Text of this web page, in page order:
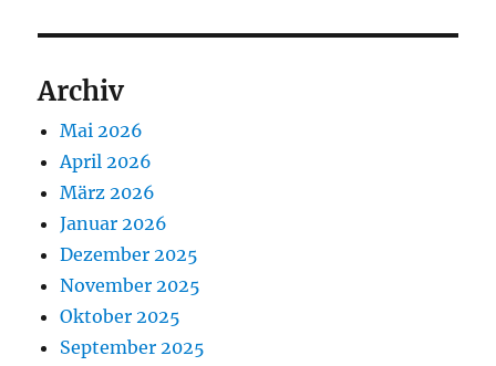
Archiv
Mai 2026
April 2026
März 2026
Januar 2026
Dezember 2025
November 2025
Oktober 2025
September 2025